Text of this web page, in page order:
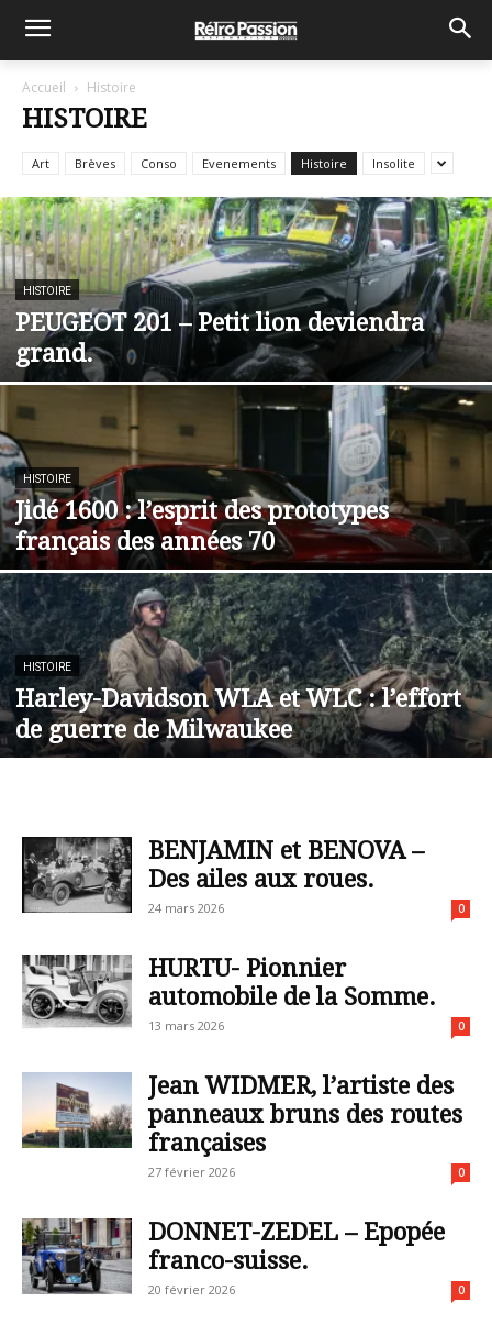
Accueil Histoire
HISTOIRE
Art Brèves Conso Evenements Histoire Insolite
HISTOIRE
PEUGEOT 201 – Petit lion deviendra
grand.
HISTOIRE
Jidé 1600 : l’esprit des prototypes
français des années 70
HISTOIRE
Harley-Davidson WLA et WLC : l’effort
de guerre de Milwaukee
BENJAMIN et BENOVA –
Des ailes aux roues.
24 mars 2026 0
HURTU- Pionnier
automobile de la Somme.
13 mars 2026 0
Jean WIDMER, l’artiste des
panneaux bruns des routes
françaises
27 février 2026 0
DONNET-ZEDEL – Epopée
franco-suisse.
20 février 2026 0